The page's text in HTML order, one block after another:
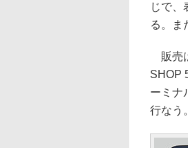
じで、
る。ま
販売
SHOP
ーミナ
行なう。